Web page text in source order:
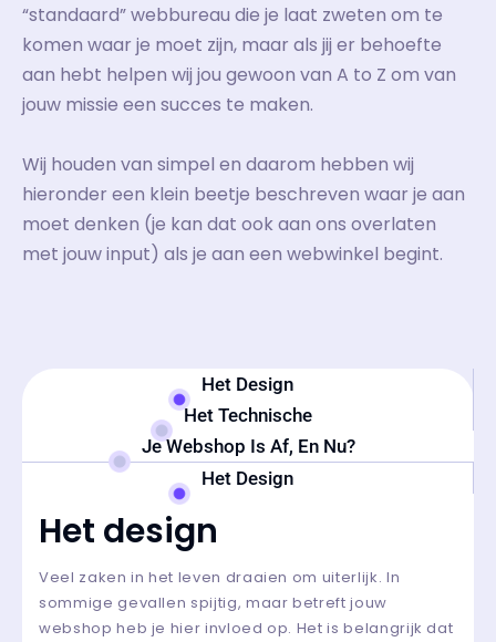
“standaard” webbureau die je laat zweten om te
komen waar je moet zijn, maar als jij er behoefte
aan hebt helpen wij jou gewoon van A to Z om van
jouw missie een succes te maken.
Wij houden van simpel en daarom hebben wij
hieronder een klein beetje beschreven waar je aan
moet denken (je kan dat ook aan ons overlaten
met jouw input) als je aan een webwinkel begint.
Het Design
Het Technische
Je Webshop Is Af, En Nu?
Het Design
Het design
Veel zaken in het leven draaien om uiterlijk. In
sommige gevallen spijtig, maar betreft jouw
webshop heb je hier invloed op. Het is belangrijk dat